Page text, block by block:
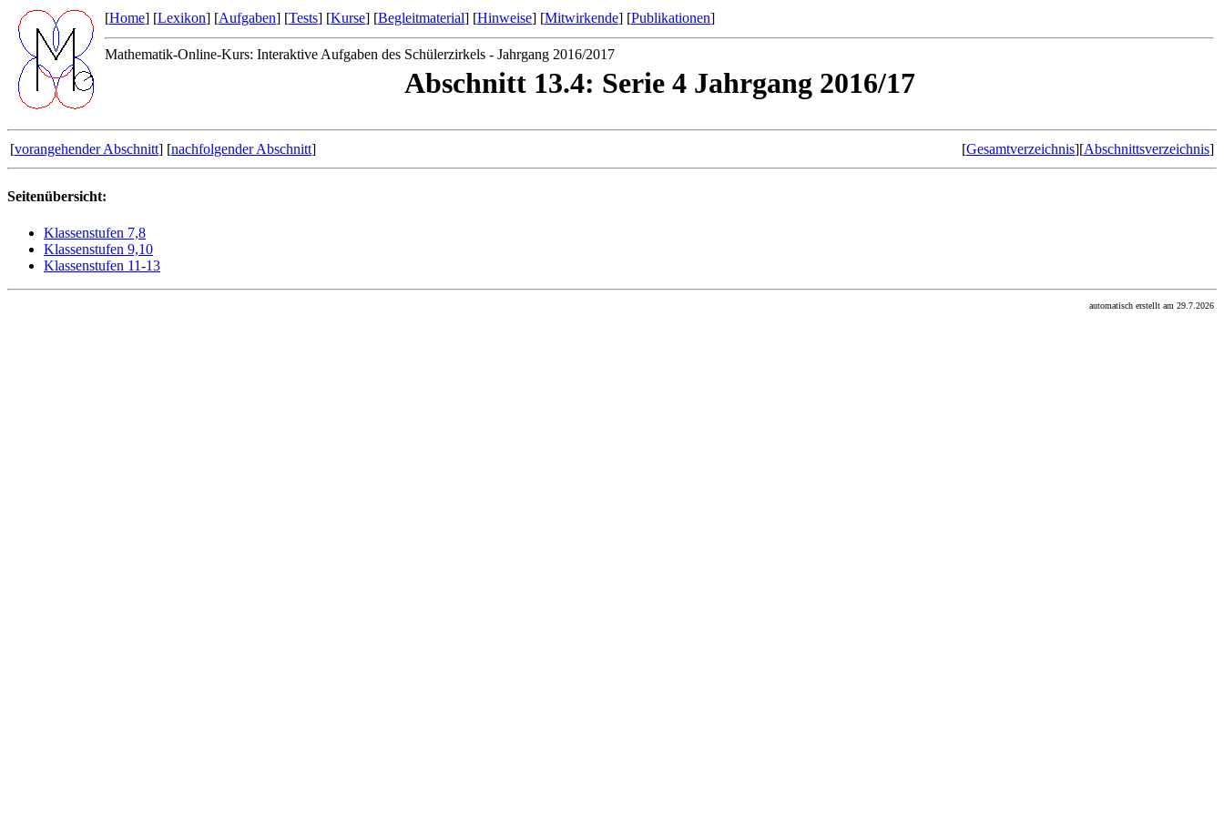
[Home] [Lexikon] [Aufgaben] [Tests] [Kurse] [Begleitmaterial] [Hinweise] [Mitwirkende] [Publikationen]
Mathematik-Online-Kurs: Interaktive Aufgaben des Schülerzirkels - Jahrgang 2016/2017
Abschnitt 13.4: Serie 4 Jahrgang 2016/17
[vorangehender Abschnitt] [nachfolgender Abschnitt] [Gesamtverzeichnis][Abschnittsverzeichnis]
Seitenübersicht:
Klassenstufen 7,8
Klassenstufen 9,10
Klassenstufen 11-13
automatisch erstellt am 29.7.2026